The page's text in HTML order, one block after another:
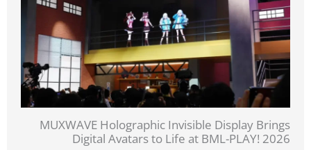
MUXWAVE Holographic Invisible Display Brings
Digital Avatars to Life at BML-PLAY! 2026